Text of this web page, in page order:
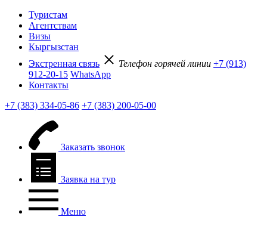
Туристам
Агентствам
Визы
Кыргызстан
Экстренная связь
Телефон горячей линии +7 (913)
912-20-15 WhatsApp
Контакты
+7 (383) 334-05-86 +7 (383) 200-05-00
Заказать звонок
Заявка на тур
Меню